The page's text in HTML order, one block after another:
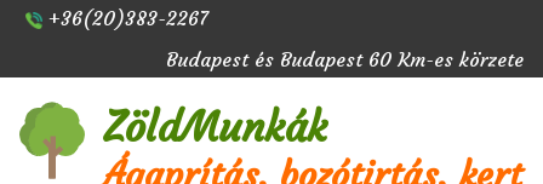
+36(20)383-2267
Budapest és Budapest 60 Km-es körzete
ZöldMunkák
Ágaprítás, bozótirtás, kert